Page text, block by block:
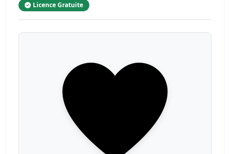
Licence Gratuite